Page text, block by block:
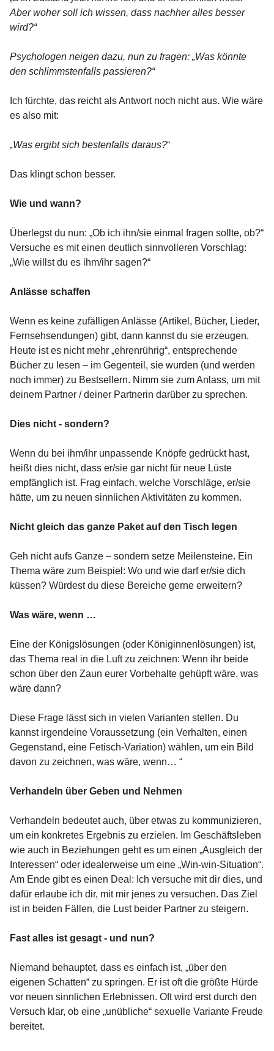
Aber woher soll ich wissen, dass nachher alles besser
wird?“
Psychologen neigen dazu, nun zu fragen: „Was könnte
den schlimmstenfalls passieren?“
Ich fürchte, das reicht als Antwort noch nicht aus. Wie wäre
es also mit:
„Was ergibt sich bestenfalls daraus?“
Das klingt schon besser.
Wie und wann?
Überlegst du nun: „Ob ich ihn/sie einmal fragen sollte, ob?“
Versuche es mit einen deutlich sinnvolleren Vorschlag:
„Wie willst du es ihm/ihr sagen?“
Anlässe schaffen
Wenn es keine zufälligen Anlässe (Artikel, Bücher, Lieder,
Fernsehsendungen) gibt, dann kannst du sie erzeugen.
Heute ist es nicht mehr „ehrenrührig“, entsprechende
Bücher zu lesen – im Gegenteil, sie wurden (und werden
noch immer) zu Bestsellern. Nimm sie zum Anlass, um mit
deinem Partner / deiner Partnerin darüber zu sprechen.
Dies nicht - sondern?
Wenn du bei ihm/ihr unpassende Knöpfe gedrückt hast,
heißt dies nicht, dass er/sie gar nicht für neue Lüste
empfänglich ist. Frag einfach, welche Vorschläge, er/sie
hätte, um zu neuen sinnlichen Aktivitäten zu kommen.
Nicht gleich das ganze Paket auf den Tisch legen
Geh nicht aufs Ganze – sondern setze Meilensteine. Ein
Thema wäre zum Beispiel: Wo und wie darf er/sie dich
küssen? Würdest du diese Bereiche gerne erweitern?
Was wäre, wenn …
Eine der Königslösungen (oder Königinnenlösungen) ist,
das Thema real in die Luft zu zeichnen: Wenn ihr beide
schon über den Zaun eurer Vorbehalte gehüpft wäre, was
wäre dann?
Diese Frage lässt sich in vielen Varianten stellen. Du
kannst irgendeine Voraussetzung (ein Verhalten, einen
Gegenstand, eine Fetisch-Variation) wählen, um ein Bild
davon zu zeichnen, was wäre, wenn… “
Verhandeln über Geben und Nehmen
Verhandeln bedeutet auch, über etwas zu kommunizieren,
um ein konkretes Ergebnis zu erzielen. Im Geschäftsleben
wie auch in Beziehungen geht es um einen „Ausgleich der
Interessen“ oder idealerweise um eine „Win-win-Situation“.
Am Ende gibt es einen Deal: Ich versuche mit dir dies, und
dafür erlaube ich dir, mit mir jenes zu versuchen. Das Ziel
ist in beiden Fällen, die Lust beider Partner zu steigern.
Fast alles ist gesagt - und nun?
Niemand behauptet, dass es einfach ist, „über den
eigenen Schatten“ zu springen. Er ist oft die größte Hürde
vor neuen sinnlichen Erlebnissen. Oft wird erst durch den
Versuch klar, ob eine „unübliche“ sexuelle Variante Freude
bereitet.